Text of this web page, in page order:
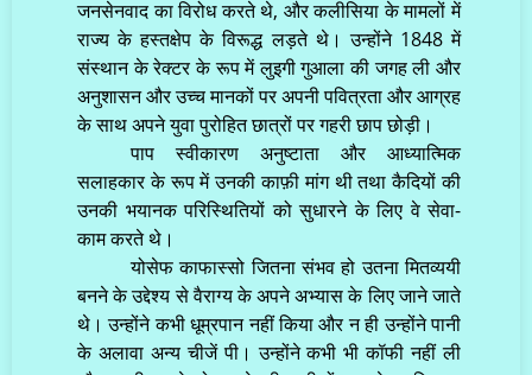
जनसेनवाद का विरोध करते थे, और कलीसिया के मामलों में
राज्य के हस्तक्षेप के विरूद्ध लड़ते थे। उन्होंने 1848 में
संस्थान के रेक्टर के रूप में लुइगी गुआला की जगह ली और
अनुशासन और उच्च मानकों पर अपनी पवित्रता और आग्रह
के साथ अपने युवा पुरोहित छात्रों पर गहरी छाप छोड़ी।
पाप स्वीकारण अनुष्टाता और आध्यात्मिक
सलाहकार के रूप में उनकी काफ़ी मांग थी तथा कैदियों की
उनकी भयानक परिस्थितियों को सुधारने के लिए वे सेवा-
काम करते थे।
योसेफ काफास्सो जितना संभव हो उतना मितव्ययी
बनने के उद्देश्य से वैराग्य के अपने अभ्यास के लिए जाने जाते
थे। उन्होंने कभी धूम्रपान नहीं किया और न ही उन्होंने पानी
के अलावा अन्य चीजें पी। उन्होंने कभी भी कॉफी नहीं ली